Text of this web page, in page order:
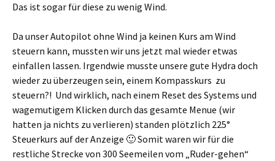
Das ist sogar für diese zu wenig Wind.
Da unser Autopilot ohne Wind ja keinen Kurs am Wind
steuern kann, mussten wir uns jetzt mal wieder etwas
einfallen lassen. Irgendwie musste unsere gute Hydra doch
wieder zu überzeugen sein, einem Kompasskurs zu
steuern?! Und wirklich, nach einem Reset des Systems und
wagemutigem Klicken durch das gesamte Menue (wir
hatten ja nichts zu verlieren) standen plötzlich 225°
Steuerkurs auf der Anzeige 🙂 Somit waren wir für die
restliche Strecke von 300 Seemeilen vom „Ruder-gehen“